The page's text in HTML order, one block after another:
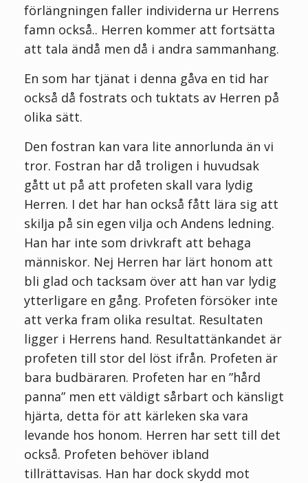
förlängningen faller individerna ur Herrens
famn också.. Herren kommer att fortsätta
att tala ändå men då i andra sammanhang.
En som har tjänat i denna gåva en tid har
också då fostrats och tuktats av Herren på
olika sätt.
Den fostran kan vara lite annorlunda än vi
tror. Fostran har då troligen i huvudsak
gått ut på att profeten skall vara lydig
Herren. I det har han också fått lära sig att
skilja på sin egen vilja och Andens ledning.
Han har inte som drivkraft att behaga
människor. Nej Herren har lärt honom att
bli glad och tacksam över att han var lydig
ytterligare en gång. Profeten försöker inte
att verka fram olika resultat. Resultaten
ligger i Herrens hand. Resultattänkandet är
profeten till stor del löst ifrån. Profeten är
bara budbäraren. Profeten har en ”hård
panna” men ett väldigt sårbart och känsligt
hjärta, detta för att kärleken ska vara
levande hos honom. Herren har sett till det
också. Profeten behöver ibland
tillrättavisas. Han har dock skydd mot